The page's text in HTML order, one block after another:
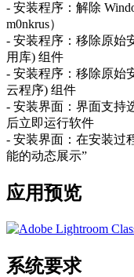
- 安装程序：解除
m0nkrus）
- 安装程序：移除原始
用库) 组件
- 安装程序：移除原始
云程序) 组件
- 安装界面：界面支持
后立即运行软件
- 安装界面：在安装过
能的动态展示”
应用预览
系统要求